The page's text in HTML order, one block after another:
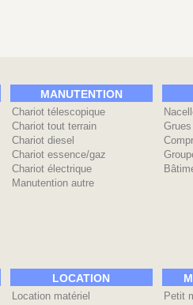
MANUTENTION
Chariot télescopique
Chariot tout terrain
Chariot diesel
Chariot essence/gaz
Chariot électrique
Manutention autre
Grues
LOCATION
Location matériel
Petit